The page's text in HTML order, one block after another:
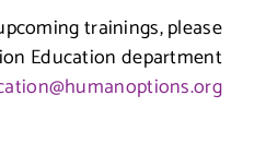
For information on upcoming
contact our Prevention
at